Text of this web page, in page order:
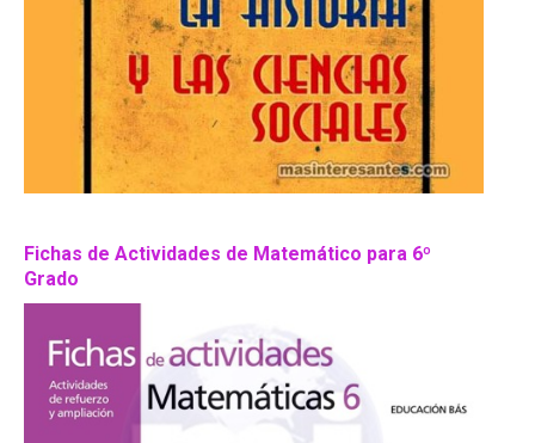
Fichas de Actividades de Matemático para 6º
Grado